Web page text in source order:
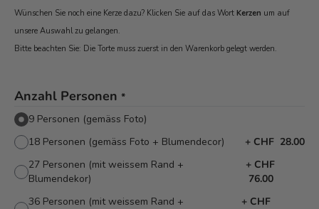
Wünschen Sie noch eine Kerze dazu? Klicken Sie auf das Wort Kerzen um auf
unsere Auswahl zu gelangen.
Bitte beachten Sie: Die Torte muss zuerst in den Warenkorb gelegt werden.
Anzahl Personen *
9 Personen (gemäss Foto)
18 Personen (gemäss Foto + Blumendecor)
+ CHF 28.00
27 Personen (mit weissem Rand +
Blumendekor)
+ CHF
76.00
36 Personen (mit weissem Rand +
+ CHF